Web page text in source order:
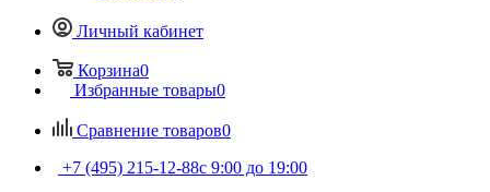
Личный кабинет
Корзина0
Избранные товары0
Сравнение товаров0
+7 (495) 215-12-88c 9:00 до 19:00